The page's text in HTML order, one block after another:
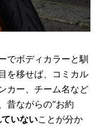
でボディカラーと馴
を移せば、コミカル
カー、チーム名など
昔ながらの“お約
いないことが分か